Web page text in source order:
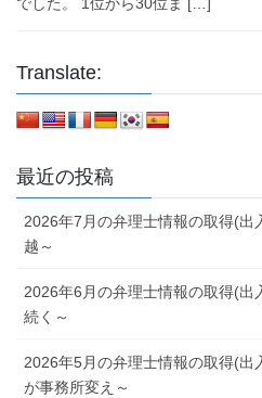
でした。 1位から30位ま […]
Translate:
最近の投稿
2026年7月の弁理士情報の取得(出
越～
2026年6月の弁理士情報の取得(出
続く～
2026年5月の弁理士情報の取得(出
が事務所変え～